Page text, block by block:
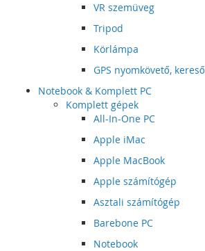
VR szemüveg
Tripod
Körlámpa
GPS nyomkövető, kereső
Notebook & Komplett PC
Komplett gépek
All-In-One PC
Apple iMac
Apple MacBook
Apple számítógép
Asztali számítógép
Barebone PC
Notebook